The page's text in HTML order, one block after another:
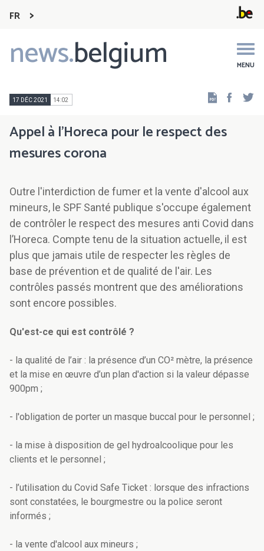
FR
news.belgium MENU
Main
navigation
17 DÉC 2021 14:02
Appel à l’Horeca pour le respect des
mesures corona
Outre l'interdiction de fumer et la vente d'alcool aux
mineurs, le SPF Santé publique s'occupe également
de contrôler le respect des mesures anti Covid dans
l’Horeca. Compte tenu de la situation actuelle, il est
plus que jamais utile de respecter les règles de
base de prévention et de qualité de l'air. Les
contrôles passés montrent que des améliorations
sont encore possibles.
Qu'est-ce qui est contrôlé ?
- la qualité de l’air : la présence d’un CO² mètre, la présence
et la mise en œuvre d’un plan d'action si la valeur dépasse
900pm ;
- l'obligation de porter un masque buccal pour le personnel ;
- la mise à disposition de gel hydroalcoolique pour les
clients et le personnel ;
- l’utilisation du Covid Safe Ticket : lorsque des infractions
sont constatées, le bourgmestre ou la police seront
informés ;
- la vente d'alcool aux mineurs ;